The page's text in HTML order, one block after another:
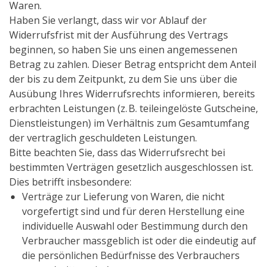
Waren.
Haben Sie verlangt, dass wir vor Ablauf der
Widerrufsfrist mit der Ausführung des Vertrags
beginnen, so haben Sie uns einen angemessenen
Betrag zu zahlen. Dieser Betrag entspricht dem Anteil
der bis zu dem Zeitpunkt, zu dem Sie uns über die
Ausübung Ihres Widerrufsrechts informieren, bereits
erbrachten Leistungen (z. B. teileingelöste Gutscheine,
Dienstleistungen) im Verhältnis zum Gesamtumfang
der vertraglich geschuldeten Leistungen.
Bitte beachten Sie, dass das Widerrufsrecht bei
bestimmten Verträgen gesetzlich ausgeschlossen ist.
Dies betrifft insbesondere:
Verträge zur Lieferung von Waren, die nicht
vorgefertigt sind und für deren Herstellung eine
individuelle Auswahl oder Bestimmung durch den
Verbraucher massgeblich ist oder die eindeutig auf
die persönlichen Bedürfnisse des Verbrauchers